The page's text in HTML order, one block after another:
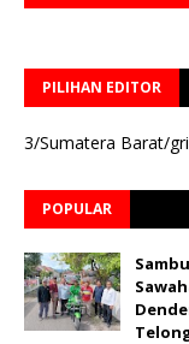
PILIHAN EDITOR
3/Sumatera Barat/
POPULAR